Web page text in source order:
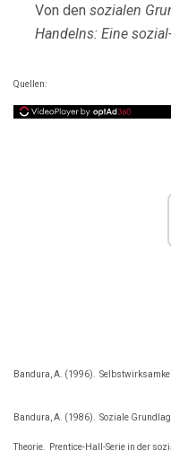
Von den sozialen
Handelns: Eine
Quellen:
Bandura, A. (1996).
Bandura, A. (1986). Soziale
Theorie. Prentice-Hall-Serie in der